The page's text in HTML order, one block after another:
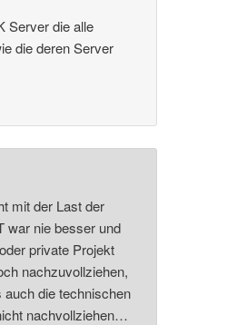
Server die alle
die deren Server
mit der Last der
war nie besser und
private Projekt
nachzuvollziehen,
auch die technischen
nachvollziehen…